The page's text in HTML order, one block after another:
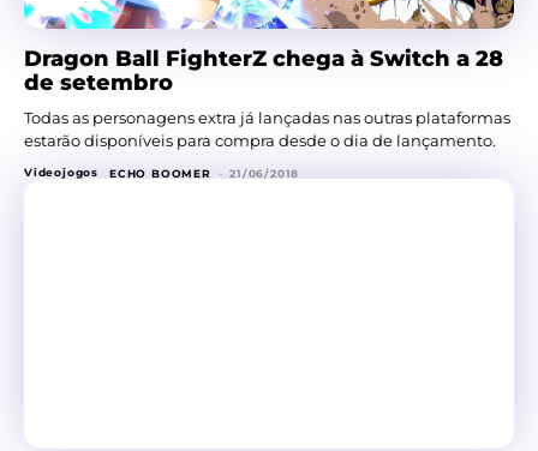
Dragon Ball FighterZ chega à Switch a 28
de setembro
Todas as personagens extra já lançadas nas outras plataformas
estarão disponíveis para compra desde o dia de lançamento.
Videojogos ECHO BOOMER - 21/06/2018